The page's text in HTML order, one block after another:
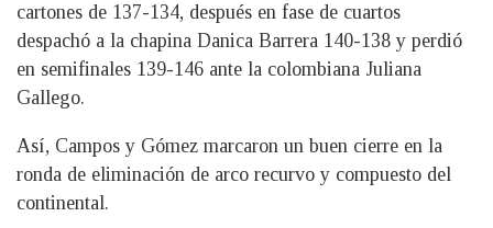
cartones de 137-134, después en fase de cuartos
despachó a la chapina Danica Barrera 140-138 y perdió
en semifinales 139-146 ante la colombiana Juliana
Gallego.
Así, Campos y Gómez marcaron un buen cierre en la
ronda de eliminación de arco recurvo y compuesto del
continental.